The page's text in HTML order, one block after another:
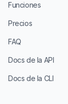
Funciones
Precios
FAQ
Docs de la API
Docs de la CLI